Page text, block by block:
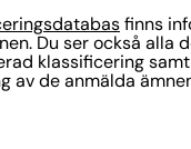
finns
Du ser också alla
klassificering
av de anmälda